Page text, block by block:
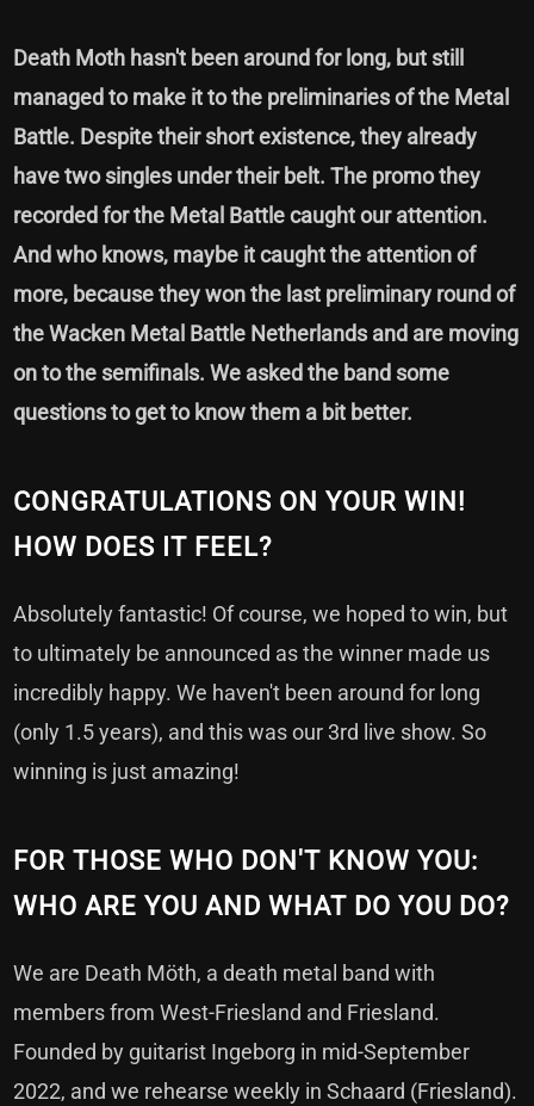
Death Moth hasn't been around for long, but still
managed to make it to the preliminaries of the Metal
Battle. Despite their short existence, they already
have two singles under their belt. The promo they
recorded for the Metal Battle caught our attention.
And who knows, maybe it caught the attention of
more, because they won the last preliminary round of
the Wacken Metal Battle Netherlands and are moving
on to the semifinals. We asked the band some
questions to get to know them a bit better.
CONGRATULATIONS ON YOUR WIN!
HOW DOES IT FEEL?
Absolutely fantastic! Of course, we hoped to win, but
to ultimately be announced as the winner made us
incredibly happy. We haven't been around for long
(only 1.5 years), and this was our 3rd live show. So
winning is just amazing!
FOR THOSE WHO DON'T KNOW YOU:
WHO ARE YOU AND WHAT DO YOU DO?
We are Death Möth, a death metal band with
members from West-Friesland and Friesland.
Founded by guitarist Ingeborg in mid-September
2022, and we rehearse weekly in Schaard (Friesland).